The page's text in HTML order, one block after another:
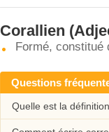
Corallien
Formé, constitué
Questions
Quelle est la